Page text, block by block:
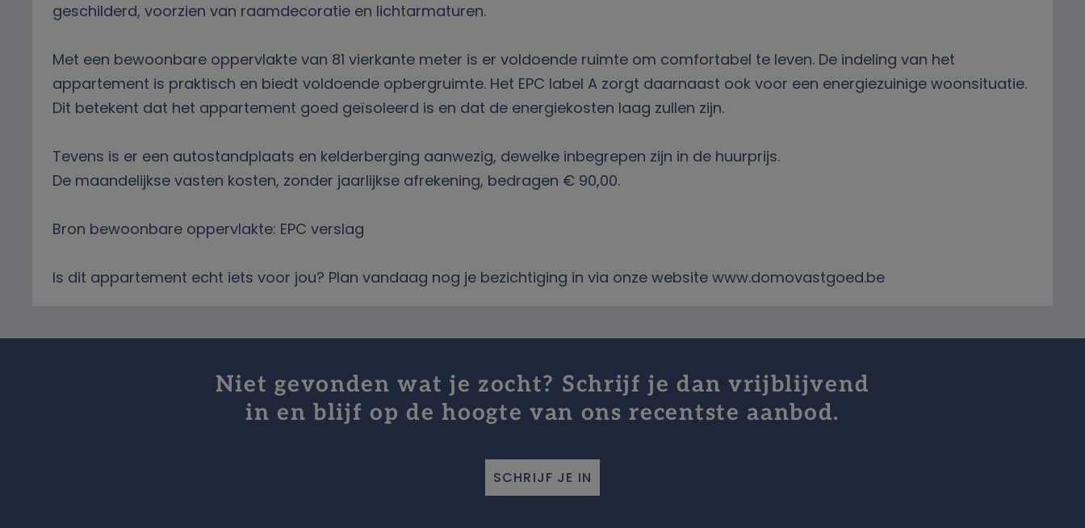
geschilderd, voorzien van raamdecoratie en lichtarmaturen.
Met een bewoonbare oppervlakte van 81 vierkante meter is er voldoende ruimte om comfortabel te leven. De indeling van het
appartement is praktisch en biedt voldoende opbergruimte. Het EPC label A zorgt daarnaast ook voor een energiezuinige woonsituatie.
Dit betekent dat het appartement goed geïsoleerd is en dat de energiekosten laag zullen zijn.
Tevens is er een autostandplaats en kelderberging aanwezig, dewelke inbegrepen zijn in de huurprijs.
De maandelijkse vasten kosten, zonder jaarlijkse afrekening, bedragen € 90,00.
Bron bewoonbare oppervlakte: EPC verslag
Is dit appartement echt iets voor jou? Plan vandaag nog je bezichtiging in via onze website www.domovastgoed.be
Niet gevonden wat je zocht? Schrijf je dan vrijblijvend
in en blijf op de hoogte van ons recentste aanbod.
SCHRIJF JE IN